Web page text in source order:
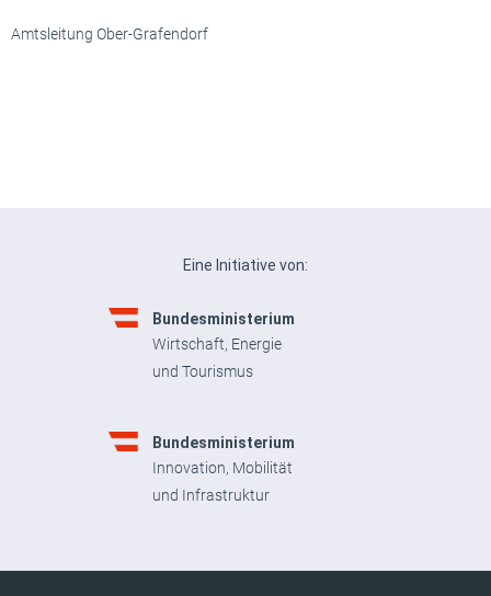
Amtsleitung Ober-Grafendorf
Eine Initiative von:
Bundesministerium
Wirtschaft, Energie
und Tourismus
Bundesministerium
Innovation, Mobilität
und Infrastruktur